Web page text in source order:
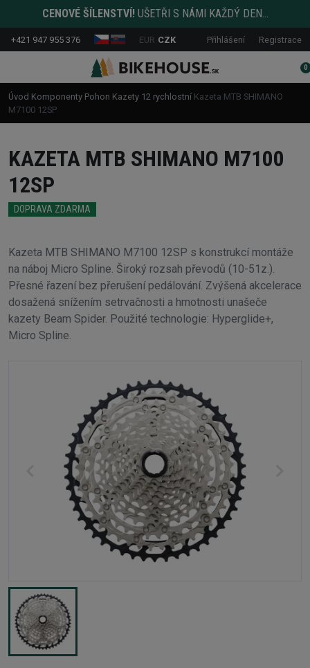
CENOVÉ ŠÍLENSTVÍ! UŠETŘI S NÁMI KAŽDÝ DEN...
+421 947 955 376 EUR CZK Přihlášení Registrace
0
Úvod Komponenty Pohon Kazety 12 rychlostní Kazeta MTB SHIMANO
M7100 12SP
KAZETA MTB SHIMANO M7100
12SP
DOPRAVA ZDARMA
Kazeta MTB SHIMANO M7100 12SP s konstrukcí montáže
na náboj Micro Spline. Široký rozsah převodů (10-51z.).
Přesné řazení bez přerušení pedálování. Zvýšená akcelerace
dosažená snížením setrvačnosti a hmotnosti unašeče
kazety Beam Spider. Použité technologie: Hyperglide+,
Micro Spline.